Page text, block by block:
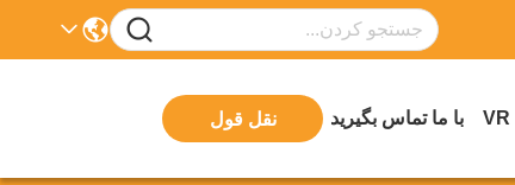
با ما تماس بگیرید نقل قول